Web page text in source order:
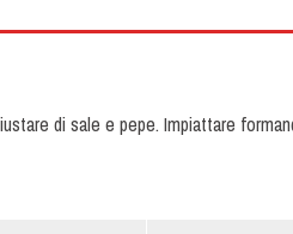
di sale e pepe. Impiattare